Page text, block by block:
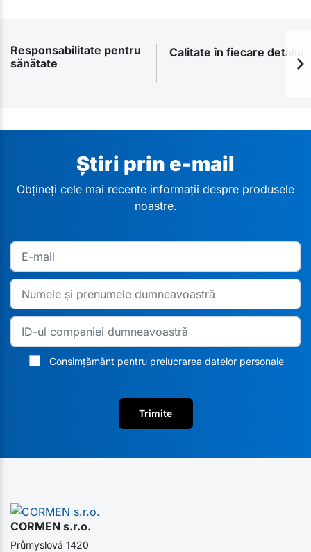
Responsabilitate pentru
sănătate
Calitate în fiecare detaliu
Știri prin e-mail
Obțineți cele mai recente informații despre produsele
noastre.
Consimțământ pentru prelucrarea datelor personale
Trimite
CORMEN s.r.o.
Průmyslová 1420